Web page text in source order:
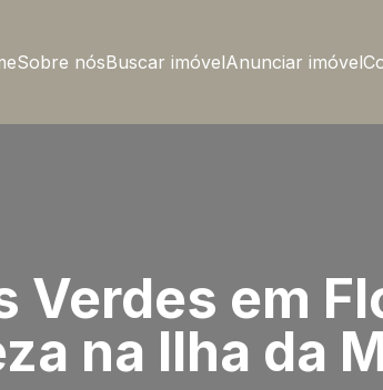
Sobre nósBuscar imóvelAnunciar imóvel
Verdes em
na Ilha da